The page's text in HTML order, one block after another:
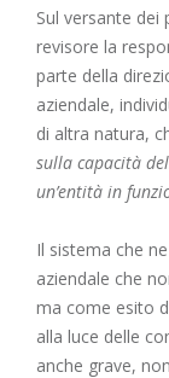
Sul versante dei
revisore la
parte della
aziendale,
di altra natura,
sulla capacità
un’entità in
Il sistema che
aziendale che
ma come esito
alla luce delle
anche grave,